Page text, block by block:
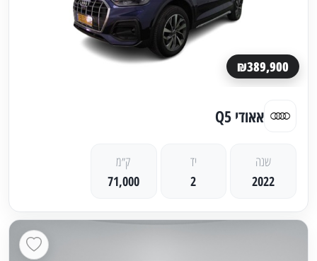
₪389,900
אאודי Q5
שנה
2022
יד
2
ק״מ
71,000